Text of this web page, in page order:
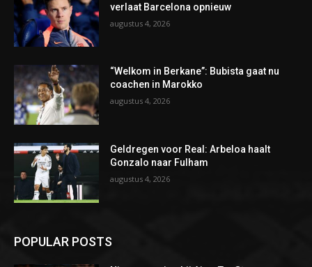
verlaat Barcelona opnieuw
augustus 4, 2026
“Welkom in Berkane”: Bubista gaat nu
coachen in Marokko
augustus 4, 2026
Geldregen voor Real: Arbeloa haalt
Gonzalo naar Fulham
augustus 4, 2026
POPULAR POSTS